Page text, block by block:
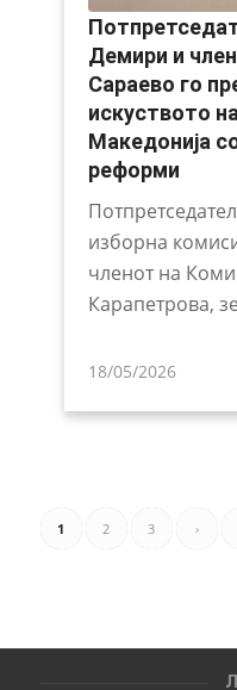
Демири и
Сараево го
искуството
Македонија
реформи
изборна
членот на
Карапетрова,
18/05/2026
1 2 3 ›